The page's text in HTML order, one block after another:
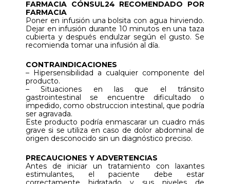
FARMACIA CÓNSUL24 RECOMENDADO POR
FARMACIA
Poner en infusión una bolsita con agua hirviendo.
Dejar en infusión durante 10 minutos en una taza
cubierta y después endulzar según el gusto. Se
recomienda tomar una infusión al día.
CONTRAINDICACIONES
– Hipersensibilidad a cualquier componente del
producto.
– Situaciones en las que el tránsito
gastrointestinal se encuentre dificultado o
impedido, como obstruccion intestinal, que podría
ser agravada.
Este producto podría enmascarar un cuadro más
grave si se utiliza en caso de dolor abdominal de
origen desconocido sin un diagnóstico preciso.
PRECAUCIONES Y ADVERTENCIAS
Antes de iniciar un tratamiento con laxantes
estimulantes, el paciente debe estar